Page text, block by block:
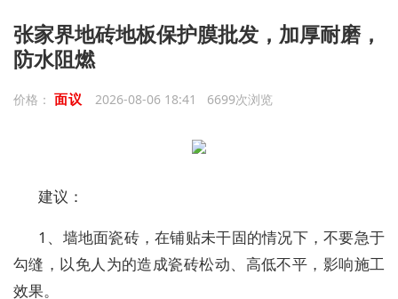
张家界地砖地板保护膜批发，加厚耐磨，
防水阻燃
价格： 面议 2026-08-06 18:41 6699次浏览
建议：
1、墙地面瓷砖，在铺贴未干固的情况下，不要急于
勾缝，以免人为的造成瓷砖松动、高低不平，影响施工
效果。